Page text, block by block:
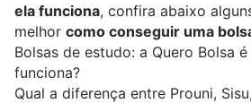
ela funciona, confira abaixo
melhor como conseguir uma
Bolsas de estudo: a Quero Bolsa
funciona?
Qual a diferença entre Prouni,